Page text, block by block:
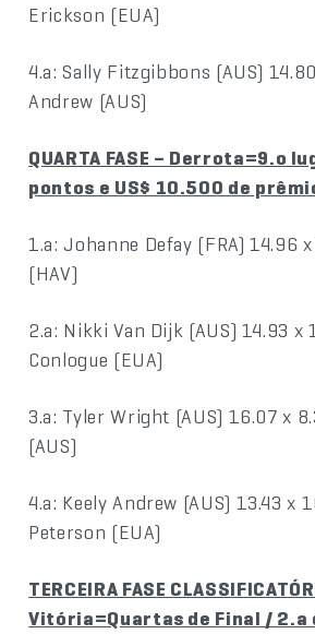
Erickson (EUA)
4.a: Sally Fitzgibbons (AUS)
Andrew (AUS)
QUARTA FASE – Derrota=9.o
pontos e US$ 10.500 de
1.a: Johanne Defay (FRA) 14.96
(HAV)
2.a: Nikki Van Dijk (AUS) 14.93 x
Conlogue (EUA)
3.a: Tyler Wright (AUS) 16.07 x
(AUS)
4.a: Keely Andrew (AUS) 13.43 x
Peterson (EUA)
TERCEIRA FASE
Vitória=Quartas de Final / 2.a